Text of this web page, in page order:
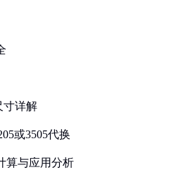
寸详解
或3505代换
算与应用分析